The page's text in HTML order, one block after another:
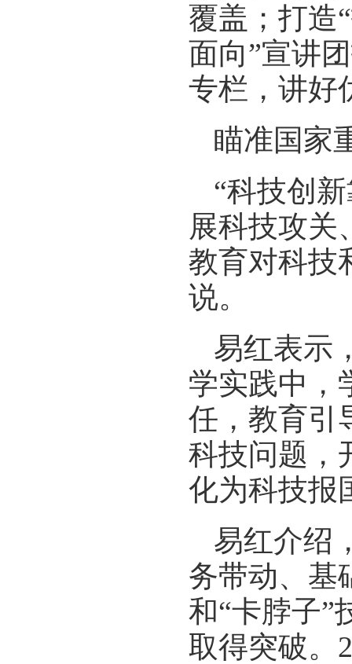
覆盖；打造
面向”宣讲
专栏，讲好
瞄准国家
“科技创
展科技攻关
教育对科技
说。
易红表示
学实践中，
任，教育引
科技问题，
化为科技报
易红介绍
务带动、基
和“卡脖子”
取得突破。